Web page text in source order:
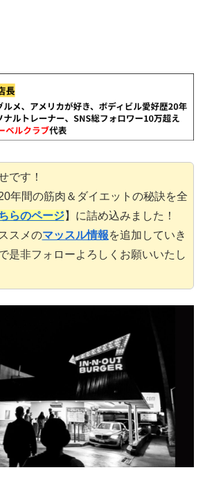
です！
年間の筋肉＆ダイエットの秘訣を全
らのページ】に詰め込みました！
スメのマッスル情報を追加していき
是非フォローよろしくお願いいたし